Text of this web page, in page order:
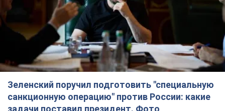
Херсон полностью остался без света, во
Львове аварийные отключения: ситуация в
энергосистеме 6 августа
Россияне нанесли удар по важному энергообъекту
3 часа назад 13,1 т.
Налоговая служба передаст Минобороны
данные о мужчинах в возрасте от 18 до 60 лет: